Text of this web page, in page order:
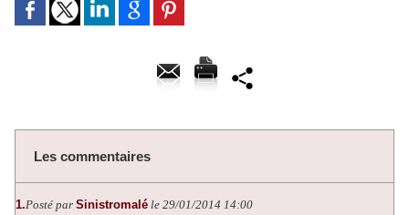
Les commentaires
1.Posté par Sinistromalé le 29/01/2014 14:00